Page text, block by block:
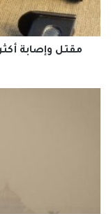
في
حوادث
إطلاق
والسكك